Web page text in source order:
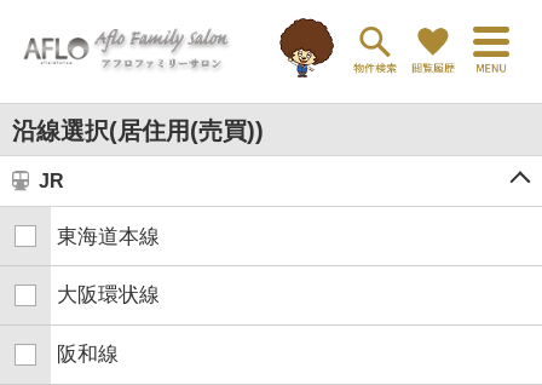
沿線選択(居住用(売買))
JR
東海道本線
大阪環状線
阪和線